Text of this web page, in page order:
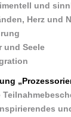
und
Herz und
und Seele